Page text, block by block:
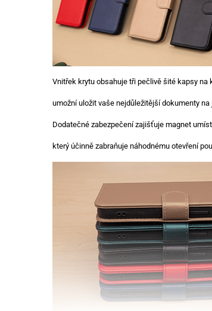
Vnitřek krytu obsahuje tři pečlivě šité kapsy na
umožní uložit vaše nejdůležitější dokumenty
Dodatečné zabezpečení zajišťuje magnet
který účinně zabraňuje náhodnému otevření